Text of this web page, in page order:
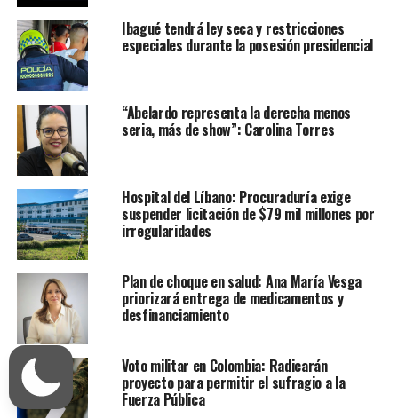
Ibagué tendrá ley seca y restricciones
especiales durante la posesión presidencial
“Abelardo representa la derecha menos
seria, más de show”: Carolina Torres
Hospital del Líbano: Procuraduría exige
suspender licitación de $79 mil millones por
irregularidades
Plan de choque en salud: Ana María Vesga
priorizará entrega de medicamentos y
desfinanciamiento
Voto militar en Colombia: Radicarán
proyecto para permitir el sufragio a la
Fuerza Pública